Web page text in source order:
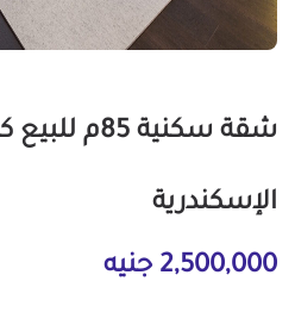
شقة سكنية
الإسكندرية
2,500,000 جنيه